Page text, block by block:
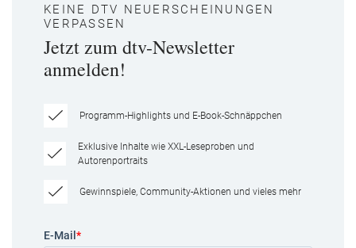
KEINE DTV NEUERSCHEINUNGEN
VERPASSEN
Jetzt zum dtv-Newsletter
anmelden!
Programm-Highlights und E-Book-Schnäppchen
Exklusive Inhalte wie XXL-Leseproben und
Autorenportraits
Gewinnspiele, Community-Aktionen und vieles mehr
E-Mail *